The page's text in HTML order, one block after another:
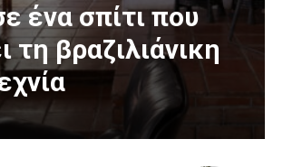
ένα σπίτι που
τη βραζιλιάνικη